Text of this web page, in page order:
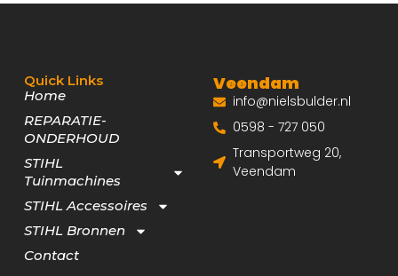
Quick Links
Home
REPARATIE-
ONDERHOUD
STIHL
Tuinmachines
STIHL Accessoires
STIHL Bronnen
Contact
Veendam
info@nielsbulder.nl
0598 - 727 050
Transportweg 20,
Veendam